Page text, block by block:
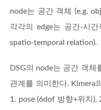
node는 공간 객체 (e.g.
각각의 edge는 공간-시
spatio-temporal relation).
DSG의 node는 공간 객체
관계를 의미한다. Kimera
1. pose (6dof 방향+위치),